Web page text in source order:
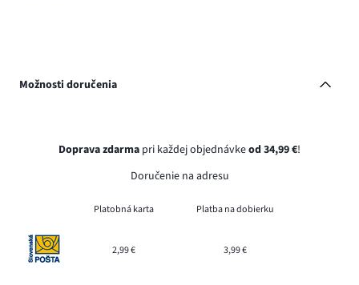
Možnosti doručenia
Doprava zdarma pri každej objednávkeod 34,99 €!
Doručenie na adresu
Platobná karta Platba na dobierku
2,99 € 3,99 €